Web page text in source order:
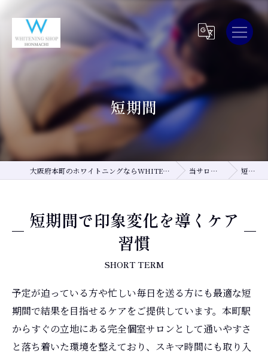
短期間
大阪府本町のホワイトニングならWHITEING SHOP 大阪本町店 当サロンの特徴 短期間
短期間で印象変化を導くケア
習慣
SHORT TERM
予定が迫っている方や忙しい毎日を送る方にも最適な短
期間で結果を目指せるケアをご提供しています。本町駅
からすぐの立地にある完全個室サロンとして通いやすさ
と落ち着いた環境を整えており、スキマ時間にも取り入